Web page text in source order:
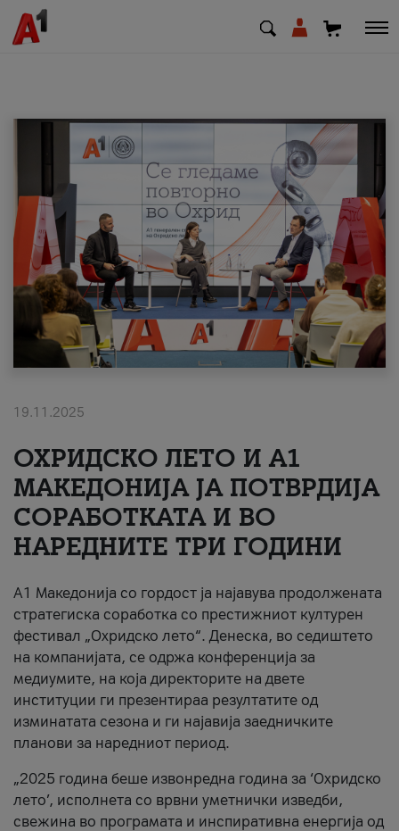
МК SQ
Приватни Деловни
Поддршка
Надополни кредит
#ПодобарОнлајн
19.11.2025
ОХРИДСКО ЛЕТО И A1
МАКЕДОНИЈА ЈА ПОТВРДИЈА
СОРАБОТКАТА И ВО
НАРЕДНИТЕ ТРИ ГОДИНИ
A1 Македонија со гордост ја најавува продолжената
стратегиска соработка со престижниот културен
фестивал „Охридско лето“. Денеска, во седиштето
на компанијата, се одржа конференција за
медиумите, на која директорите на двете
институции ги презентираа резултатите од
изминатата сезона и ги најавија заедничките
планови за наредниот период.
„2025 година беше извонредна година за ‘Охридско
лето’, исполнета со врвни уметнички изведби,
свежина во програмата и инспиративна енергија од